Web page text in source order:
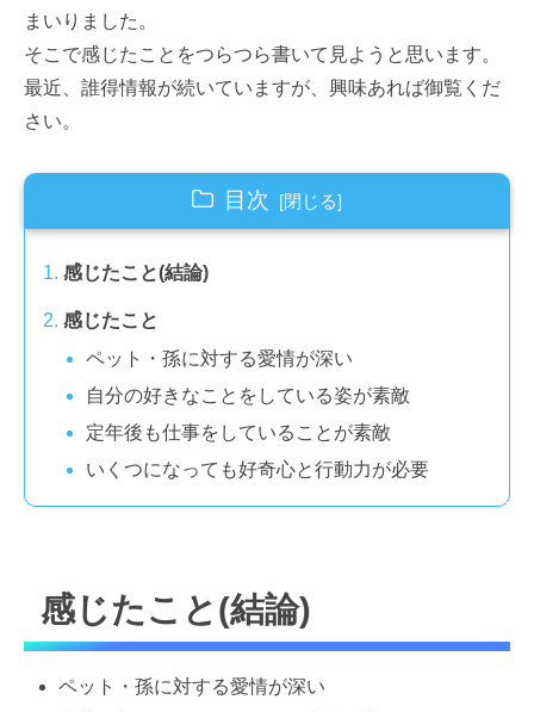
まいりました。
そこで感じたことをつらつら書いて見ようと思います。
最近、誰得情報が続いていますが、興味あれば御覧くだ
さい。
目次
感じたこと(結論)
感じたこと
ペット・孫に対する愛情が深い
自分の好きなことをしている姿が素敵
定年後も仕事をしていることが素敵
いくつになっても好奇心と行動力が必要
感じたこと(結論)
ペット・孫に対する愛情が深い